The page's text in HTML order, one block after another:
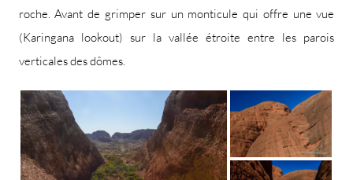
roche. Avant de grimper sur un monticule qui offre une vue
(Karingana lookout) sur la vallée étroite entre les parois
verticales des dômes.